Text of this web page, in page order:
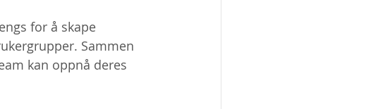
for å skape
Sammen
kan oppnå deres